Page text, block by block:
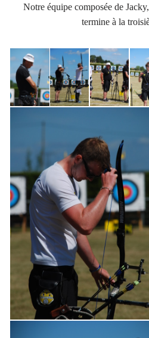
Notre équipe composée de
termine à la